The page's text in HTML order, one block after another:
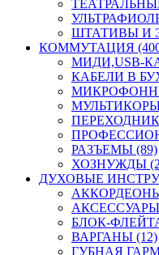
ШТАТИВЫ И
КОММУТАЦИЯ
МИДИ,USB-
КАБЕЛИ В
МУЛЬТИКОРЫ
РАЗЪЕМЫ (89)
ХОЗНУЖДЫ
ДУХОВЫЕ
БЛОК-
ВАРГАНЫ (12)
ГУБНАЯ